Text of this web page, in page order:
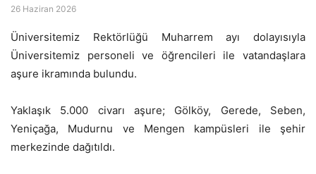
26 Haziran 2026
Üniversitemiz Rektörlüğü Muharrem ayı dolayısıyla
Üniversitemiz personeli ve öğrencileri ile vatandaşlara
aşure ikramında bulundu.
Yaklaşık 5.000 civarı aşure; Gölköy, Gerede, Seben,
Yeniçağa, Mudurnu ve Mengen kampüsleri ile şehir
merkezinde dağıtıldı.